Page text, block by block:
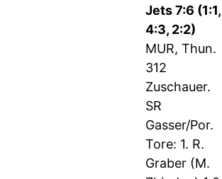
Jets 7:6 (1:1,
4:3, 2:2)
MUR, Thun.
312
Zuschauer.
SR
Gasser/Por.
Tore: 1. R.
Graber (M.